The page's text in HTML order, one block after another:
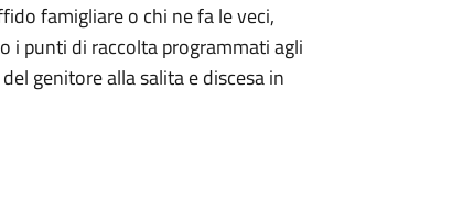
famigliare o chi ne fa le veci,
i punti di raccolta programmati agli
genitore alla salita e discesa in